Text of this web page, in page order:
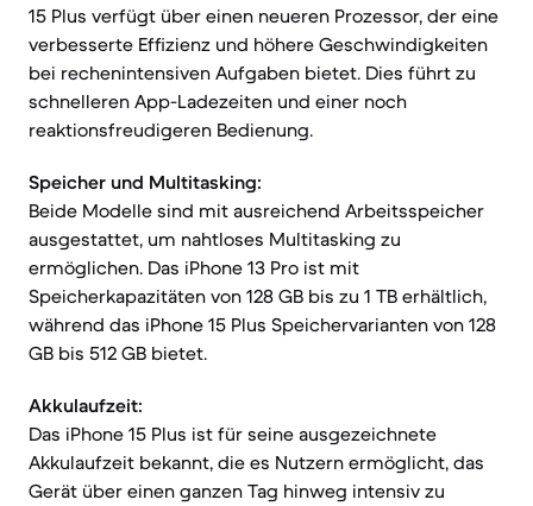
15 Plus verfügt über einen neueren Prozessor, der eine
verbesserte Effizienz und höhere Geschwindigkeiten
bei rechenintensiven Aufgaben bietet. Dies führt zu
schnelleren App-Ladezeiten und einer noch
reaktionsfreudigeren Bedienung.
Speicher und Multitasking:
Beide Modelle sind mit ausreichend Arbeitsspeicher
ausgestattet, um nahtloses Multitasking zu
ermöglichen. Das iPhone 13 Pro ist mit
Speicherkapazitäten von 128 GB bis zu 1 TB erhältlich,
während das iPhone 15 Plus Speichervarianten von 128
GB bis 512 GB bietet.
Akkulaufzeit:
Das iPhone 15 Plus ist für seine ausgezeichnete
Akkulaufzeit bekannt, die es Nutzern ermöglicht, das
Gerät über einen ganzen Tag hinweg intensiv zu